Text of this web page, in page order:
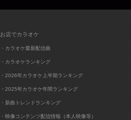
お店でカラオケ
・カラオケ最新配信曲
・カラオケランキング
・2026年カラオケ上半期ランキング
・2025年カラオケ年間ランキング
・新曲トレンドランキング
・映像コンテンツ配信情報（本人映像等）